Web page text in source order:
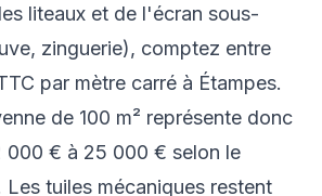
liteaux et de l'écran sous-
zinguerie), comptez entre
par mètre carré à Étampes.
de 100 m² représente donc
000 € à 25 000 € selon le
Les tuiles mécaniques restent